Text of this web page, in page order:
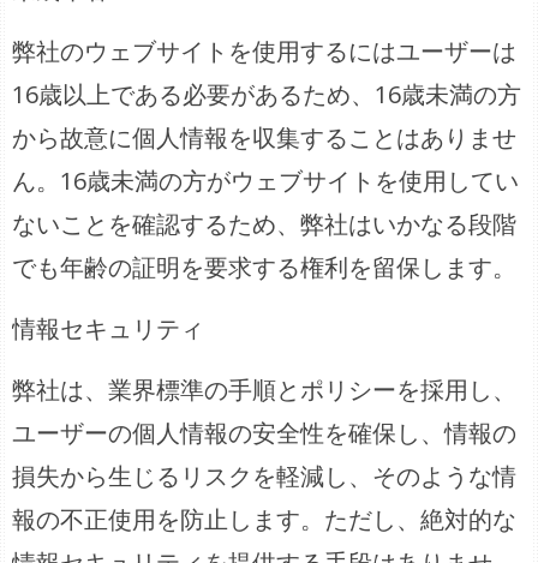
弊社のウェブサイトを使用するにはユーザーは
16歳以上である必要があるため、16歳未満の方
から故意に個人情報を収集することはありませ
ん。16歳未満の方がウェブサイトを使用してい
ないことを確認するため、弊社はいかなる段階
でも年齢の証明を要求する権利を留保します。
情報セキュリティ
弊社は、業界標準の手順とポリシーを採用し、
ユーザーの個人情報の安全性を確保し、情報の
損失から生じるリスクを軽減し、そのような情
報の不正使用を防止します。ただし、絶対的な